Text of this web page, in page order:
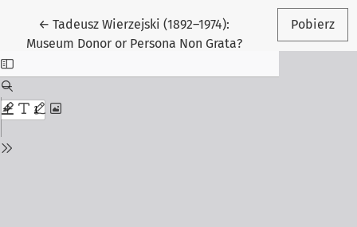
←Wróć do szczegółów artykułu
Tadeusz Wierzejski (1892–1974):
Museum Donor or Persona Non Grata?
Pobierz